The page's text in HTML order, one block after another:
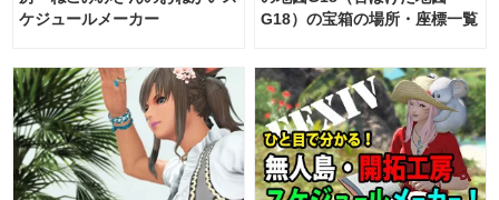
ケジュールメーカー
G18）の宝箱の場所・座標一覧